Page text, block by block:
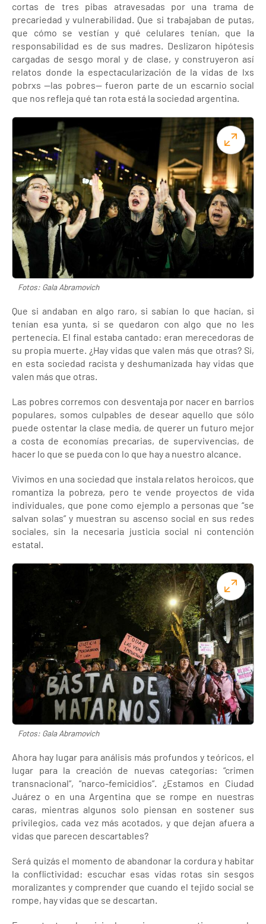
cortas de tres pibas atravesadas por una trama de
precariedad y vulnerabilidad. Que si trabajaban de putas,
que cómo se vestían y qué celulares tenían, que la
responsabilidad es de sus madres. Deslizaron hipótesis
cargadas de sesgo moral y de clase, y construyeron así
relatos donde la espectacularización de la vidas de lxs
pobrxs —las pobres— fueron parte de un escarnio social
que nos refleja qué tan rota está la sociedad argentina.
Fotos: Gala Abramovich
Que si andaban en algo raro, si sabían lo que hacían, si
tenían esa yunta, si se quedaron con algo que no les
pertenecía. El final estaba cantado: eran merecedoras de
su propia muerte. ¿Hay vidas que valen más que otras? Si,
en esta sociedad racista y deshumanizada hay vidas que
valen más que otras.
Las pobres corremos con desventaja por nacer en barrios
populares, somos culpables de desear aquello que sólo
puede ostentar la clase media, de querer un futuro mejor
a costa de economías precarias, de supervivencias, de
hacer lo que se pueda con lo que hay a nuestro alcance.
Vivimos en una sociedad que instala relatos heroicos, que
romantiza la pobreza, pero te vende proyectos de vida
individuales, que pone como ejemplo a personas que “se
salvan solas” y muestran su ascenso social en sus redes
sociales, sin la necesaria justicia social ni contención
estatal.
Fotos: Gala Abramovich
Ahora hay lugar para análisis más profundos y teóricos, el
lugar para la creación de nuevas categorías: “crimen
transnacional”, “narco-femicidios”. ¿Estamos en Ciudad
Juárez o en una Argentina que se rompe en nuestras
caras, mientras algunos solo piensan en sostener sus
privilegios, cada vez más acotados, y que dejan afuera a
vidas que parecen descartables?
Será quizás el momento de abandonar la cordura y habitar
la conflictividad: escuchar esas vidas rotas sin sesgos
moralizantes y comprender que cuando el tejido social se
rompe, hay vidas que se descartan.